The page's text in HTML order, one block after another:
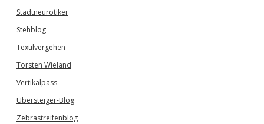
Stadtneurotiker
Stehblog
Textilvergehen
Torsten Wieland
Vertikalpass
Übersteiger-Blog
Zebrastreifenblog